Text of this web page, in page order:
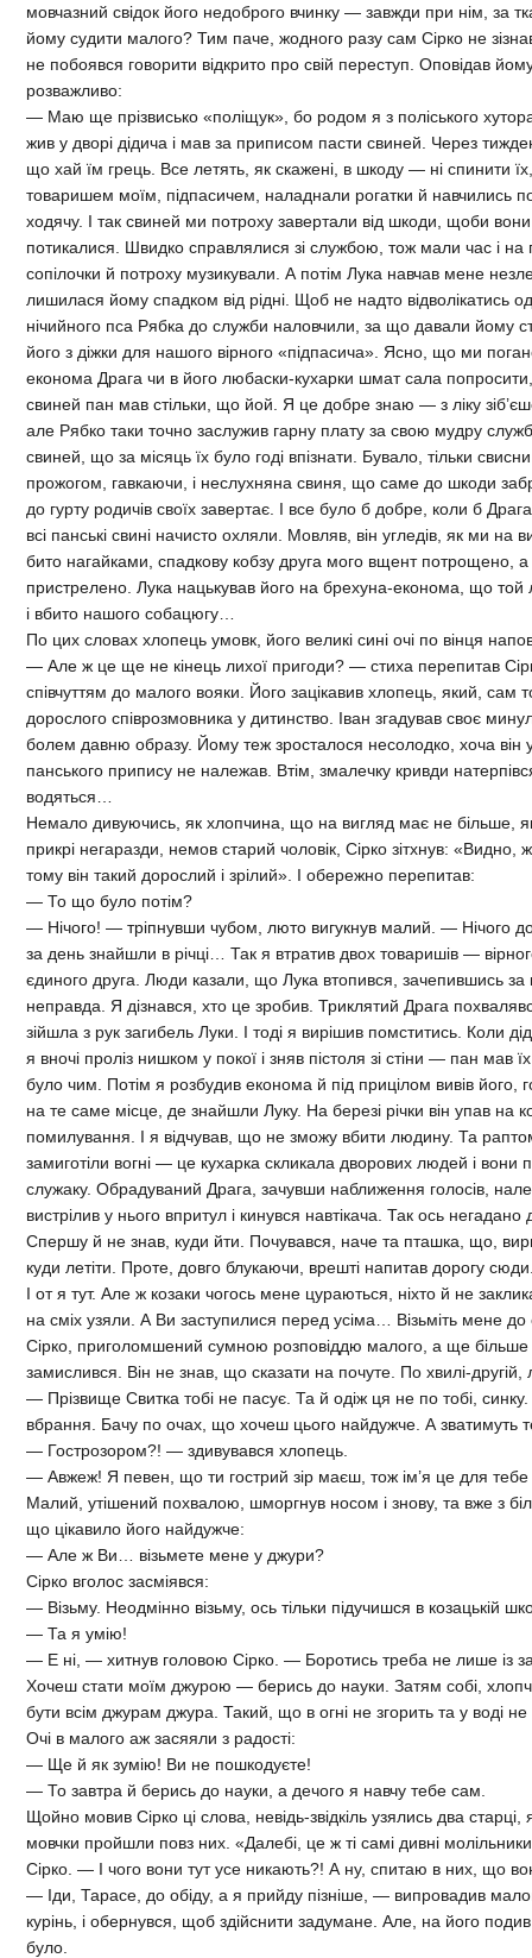
мовчазний свідок його недоброго вчинку — завжди при нім, за
йому судити малого? Тим паче, жодного разу сам Сірко не
не побоявся говорити відкрито про свій переступ. Оповідав
розважливо:
— Маю ще прізвисько «поліщук», бо родом я з поліського
жив у дворі дідича і мав за приписом пасти свиней. Через
що хай їм грець. Все летять, як скажені, в шкоду — ні спинити
товаришем моїм, підпасичем, наладнали рогатки й навчились
ходячу. І так свиней ми потроху завертали від шкоди, щоби
потикалися. Швидко справлялися зі службою, тож мали час і на
сопілочки й потроху музикували. А потім Лука навчав мене незле
лишилася йому спадком від рідні. Щоб не надто відволікатись
нічийного пса Рябка до служби наловчили, за що давали йому
його з діжки для нашого вірного «підпасича». Ясно, що ми
економа Драга чи в його любаски-кухарки шмат сала
свиней пан мав стільки, що йой. Я це добре знаю — з ліку
але Рябко таки точно заслужив гарну плату за свою мудру
свиней, що за місяць їх було годі впізнати. Бувало, тільки
прожогом, гавкаючи, і неслухняна свиня, що саме до шкоди
до гурту родичів своїх завертає. І все було б добре, коли б
всі панські свині начисто охляли. Мовляв, він угледів, як ми на
бито нагайками, спадкову кобзу друга мого вщент потрощено,
пристрелено. Лука нацькував його на брехуна-економа, що
і вбито нашого собацюгу…
По цих словах хлопець умовк, його великі сині очі по вінця
— Але ж це ще не кінець лихої пригоди? — стиха перепитав
співчуттям до малого вояки. Його зацікавив хлопець, який, сам
дорослого співрозмовника у дитинство. Іван згадував своє
болем давню образу. Йому теж зросталося несолодко, хоча він
панського припису не належав. Втім, змалечку кривди
водяться…
Немало дивуючись, як хлопчина, що на вигляд має не більше, як
прикрі негаразди, немов старий чоловік, Сірко зітхнув:
тому він такий дорослий і зрілий». І обережно перепитав:
— То що було потім?
— Нічого! — тріпнувши чубом, люто вигукнув малий. — Нічого
за день знайшли в річці… Так я втратив двох товаришів —
єдиного друга. Люди казали, що Лука втопився, зачепившись
неправда. Я дізнався, хто це зробив. Триклятий Драга
зійшла з рук загибель Луки. І тоді я вирішив помститись. Коли
я вночі проліз нишком у покої і зняв пістоля зі стіни — пан мав
було чим. Потім я розбудив економа й під прицілом вивів його,
на те саме місце, де знайшли Луку. На березі річки він упав на
помилування. І я відчував, що не зможу вбити людину. Та
замиготіли вогні — це кухарка скликала дворових людей і вони
служаку. Обрадуваний Драга, зачувши наближення голосів,
вистрілив у нього впритул і кинувся навтікача. Так ось
Спершу й не знав, куди йти. Почувався, наче та пташка, що,
куди летіти. Проте, довго блукаючи, врешті напитав дорогу
І от я тут. Але ж козаки чогось мене цураються, ніхто й не
на сміх узяли. А Ви заступилися перед усіма… Візьміть мене до
Сірко, приголомшений сумною розповіддю малого, а ще
замислився. Він не знав, що сказати на почуте. По хвилі-
— Прізвище Свитка тобі не пасує. Та й одіж ця не по тобі,
вбрання. Бачу по очах, що хочеш цього найдужче. А зватимуть
— Гострозором?! — здивувався хлопець.
— Авжеж! Я певен, що ти гострий зір маєш, тож ім’я це для
Малий, утішений похвалою, шморгнув носом і знову, та вже з
що цікавило його найдужче:
— Але ж Ви… візьмете мене у джури?
Сірко вголос засміявся:
— Візьму. Неодмінно візьму, ось тільки підучишся в козацькій
— Та я умію!
— Е ні, — хитнув головою Сірко. — Боротись треба не лише із
Хочеш стати моїм джурою — берись до науки. Затям собі,
бути всім джурам джура. Такий, що в огні не згорить та у воді
Очі в малого аж засяяли з радості:
— Ще й як зумію! Ви не пошкодуєте!
— То завтра й берись до науки, а дечого я навчу тебе сам.
Щойно мовив Сірко ці слова, невідь-звідкіль узялись два
мовчки пройшли повз них. «Далебі, це ж ті самі дивні
Сірко. — І чого вони тут усе никають?! А ну, спитаю в них, що
— Іди, Тарасе, до обіду, а я прийду пізніше, — випровадив
курінь, і обернувся, щоб здійснити задумане. Але, на його
було.